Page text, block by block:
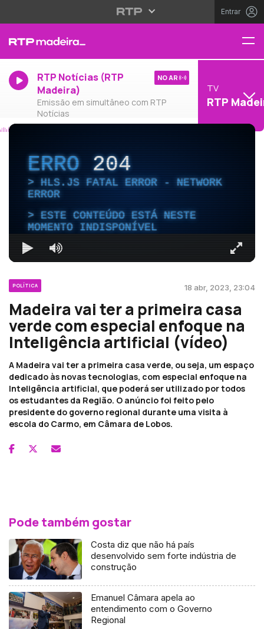
Entrar
RTP Notícias (RTP
Madeira)
Emissão em simultâneo com RTP
Notícias
NO AR
TV
RTP
ERRO204
HLS.JS FATAL ERROR - NETWORK
ERROR
ESTE CONTEÚDO ESTÁ NESTE
MOMENTO INDISPONÍVEL
POLÍTICA 18 abr, 2023, 23:04
Madeira vai ter a primeira casa
verde com especial enfoque na
Inteligência artificial (vídeo)
A Madeira vai ter a primeira casa verde, ou seja, um espaço
dedicado às novas tecnologias, com especial enfoque na
Inteligência artificial, que poderá ser utilizado por todos
os estudantes da Região. O anúncio foi feito pelo
presidente do governo regional durante uma visita à
escola do Carmo, em Câmara de Lobos.
Pode também gostar
Costa diz que não há país
desenvolvido sem forte indústria de
construção
Emanuel Câmara apela ao
entendimento com o Governo
Regional